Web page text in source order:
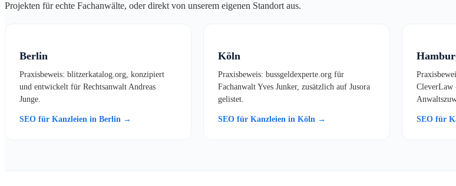
Projekten für echte Fachanwälte, oder direkt von unserem eigenen Standort aus.
Berlin
Praxisbeweis: blitzerkatalog.org, konzipiert
und entwickelt für Rechtsanwalt Andreas
Junge.
SEO für Kanzleien in Berlin →
Köln
Praxisbeweis: bussgeldexperte.org für
Fachanwalt Yves Junker, zusätzlich auf Jusora
gelistet.
SEO für Kanzleien in Köln →
CleverLaw
SEO für